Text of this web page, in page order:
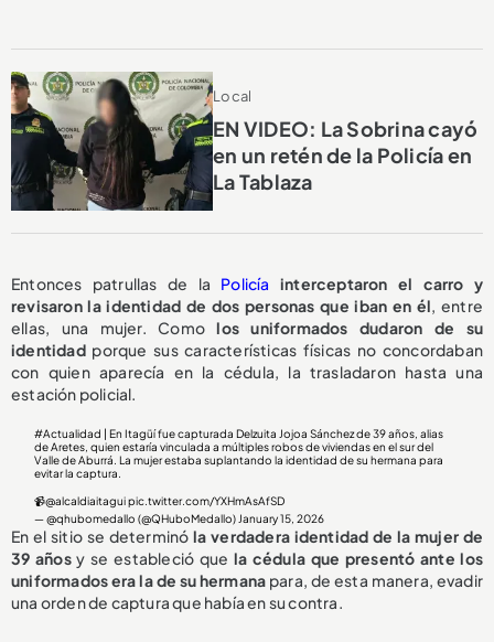
Local
EN VIDEO: La Sobrina cayó
en un retén de la Policía en
La Tablaza
Entonces patrullas de la Policía
interceptaron el carro y
revisaron la identidad de dos personas que iban en él, entre
ellas, una mujer. Comolos uniformados dudaron de su
identidadporque sus características físicas no concordaban
con quien aparecía en la cédula, la trasladaron hasta una
estación policial.
#Actualidad | En Itagüí fue capturada Delzuita Jojoa Sánchez de 39 años, alias
de Aretes, quien estaría vinculada a múltiples robos de viviendas en el sur del
Valle de Aburrá. La mujer estaba suplantando la identidad de su hermana para
evitar la captura.
📹@alcaldiaitagui pic.twitter.com/YXHmAsAfSD
— @qhubomedallo (@QHuboMedallo) January 15, 2026
En el sitio se determinóla verdadera identidad de la mujer de
39 añosy se estableció que la cédula que presentó ante los
uniformados era la de su hermana para, de esta manera, evadir
una orden de captura que había en su contra.